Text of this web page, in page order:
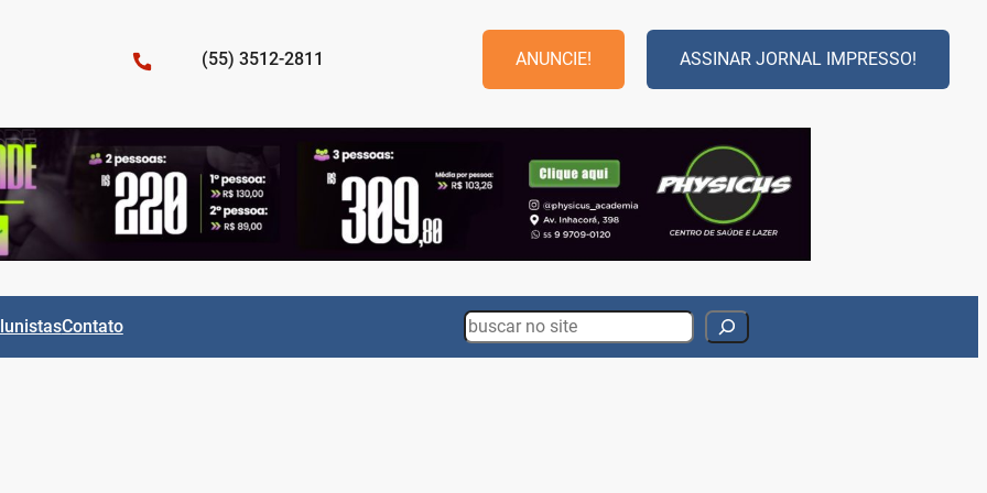
(55) 3512-2811 ANUNCIE! ASSINAR JORNAL IMPRESSO!
Contato Search